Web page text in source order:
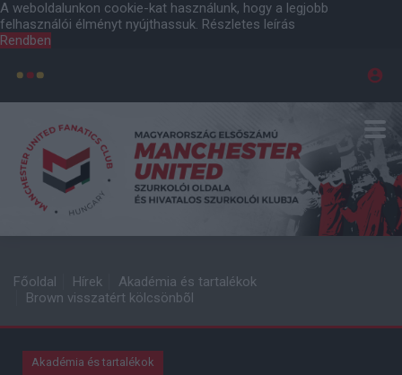
A weboldalunkon cookie-kat használunk, hogy a legjobb
felhasználói élményt nyújthassuk. Részletes leírás
Rendben
Főoldal Hírek
Akadémia és tartalékok
Brown visszatért kölcsönbõl
Akadémia és tartalékok